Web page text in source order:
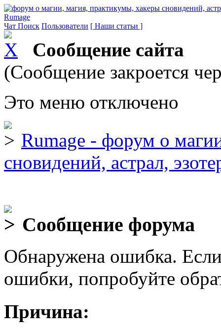
Rumage
Чат Поиск Пользователи [ Наши статьи ]
Сообщение сайта
(Сообщение закроется
Это меню отключено
Rumage - форум о
сновидений, астрал,
Сообщение форума
Обнаружена ошибка.
ошибки, попробуйте
Причина: